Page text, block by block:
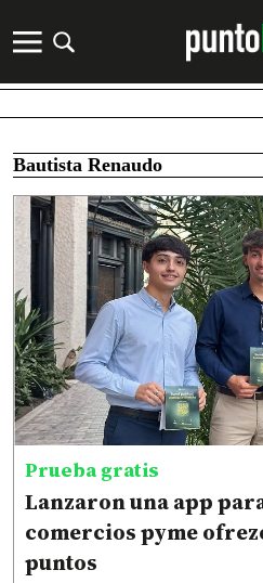
Bautista Renaudo
Prueba gratis
Lanzaron una app
comercios pyme
puntos